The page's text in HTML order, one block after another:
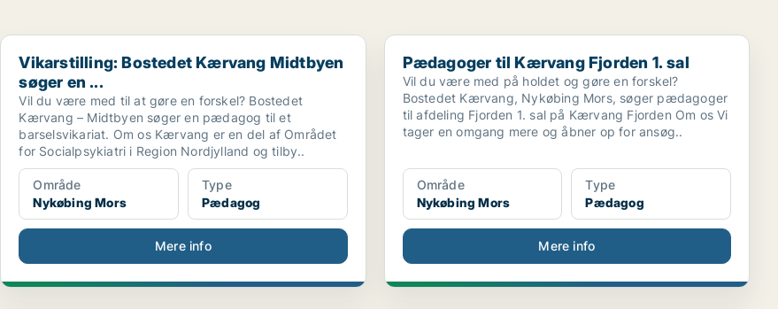
Vikarstilling: Bostedet Kærvang Midtbyen søger en ...
Vikarstilling: Bostedet Kærvang Midtbyen
søger en ...
Vil du være med til at gøre en forskel? Bostedet
Kærvang – Midtbyen søger en pædagog til et
barselsvikariat. Om os Kærvang er en del af Området
for Socialpsykiatri i Region Nordjylland og tilby..
Område
Nykøbing Mors
Type
Pædagog
Mere info
Pædagoger til Kærvang Fjorden 1. sal
Pædagoger til Kærvang Fjorden 1. sal
Vil du være med på holdet og gøre en forskel?
Bostedet Kærvang, Nykøbing Mors, søger pædagoger
til afdeling Fjorden 1. sal på Kærvang Fjorden Om os Vi
tager en omgang mere og åbner op for ansøg..
Område
Nykøbing Mors
Type
Pædagog
Mere info